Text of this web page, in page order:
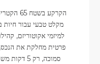
הקרקע
מקלט טבעי עבור חיות
למיזמי אקוטוריזם,
פרטית מחלקת את
סמוכה, רק